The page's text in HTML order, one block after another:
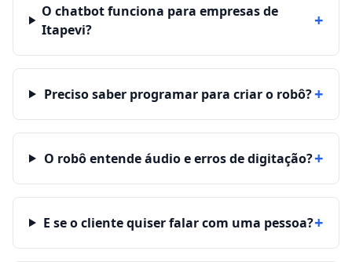
O chatbot funciona para empresas de
Itapevi?
+
Preciso saber programar para criar o robô?+
O robô entende áudio e erros de digitação?+
E se o cliente quiser falar com uma pessoa?+